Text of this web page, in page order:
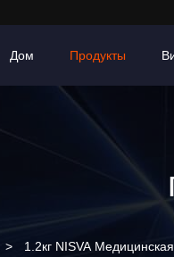
Дом Продукты
> 1.2кг NISVA